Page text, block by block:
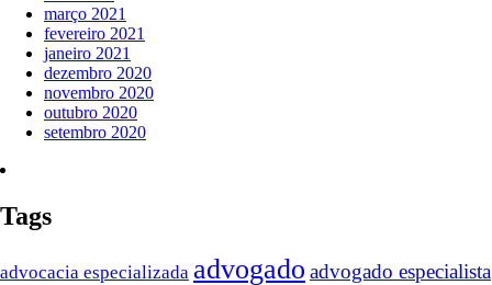
março 2021
fevereiro 2021
janeiro 2021
dezembro 2020
novembro 2020
outubro 2020
setembro 2020
Tags
advocacia especializada advogado advogado especialista